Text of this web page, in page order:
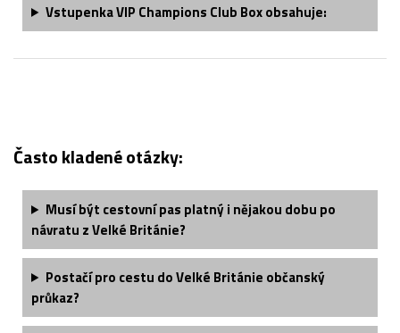
Vstupenka VIP Champions Club Box obsahuje:
Často kladené otázky:
Musí být cestovní pas platný i nějakou dobu po
návratu z Velké Británie?
Postačí pro cestu do Velké Británie občanský
průkaz?